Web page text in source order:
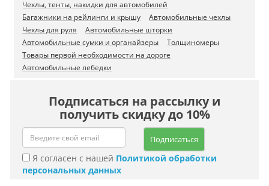
Чехлы, тенты, накидки для автомобилей
Багажники на рейлинги и крышу
Автомобильные чехлы
Чехлы для руля
Автомобильные шторки
Автомобильные сумки и органайзеры
Толщиномеры
Товары первой необходимости на дороге
Автомобильные лебедки
Подписаться на рассылку и
получить скидку до 10%
Подписаться
Я согласен с нашей Политикой обработки
персональных данных